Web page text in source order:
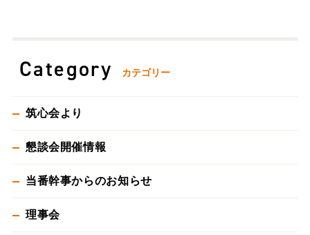
Category カテゴリー
筑心会より
懇談会開催情報
当番幹事からのお知らせ
理事会